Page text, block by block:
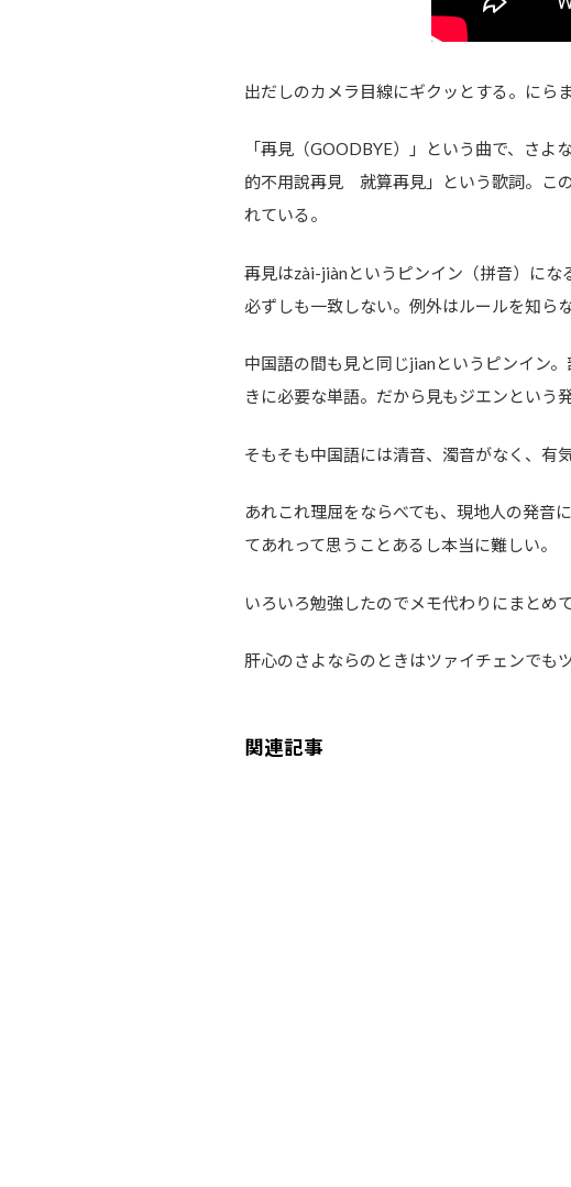
出だしのカメラ目線にギクッとする。にら
「再見（GOODBYE）」という曲で、さ
的不用說再見 就算再見」という歌詞。こ
れている。
再見はzài-jiànというピンイン（拼音）に
必ずしも一致しない。例外はルールを知ら
中国語の間も見と同じjianというピンイン
きに必要な単語。だから見もジエンという
そもそも中国語には清音、濁音がなく、有
あれこれ理屈をならべても、現地人の発音
てあれって思うことあるし本当に難しい。
いろいろ勉強したのでメモ代わりにまとめて
肝心のさよならのときはツァイチェンでも
関連記事